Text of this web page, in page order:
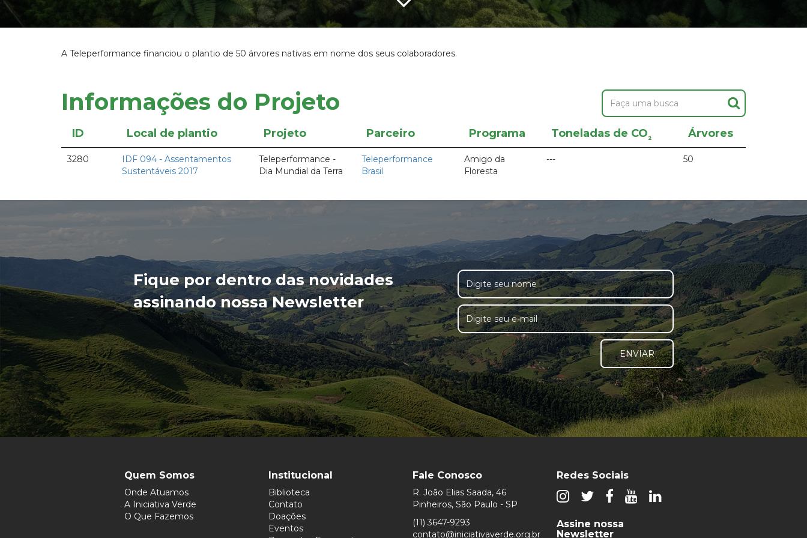
A Teleperformance financiou o plantio de 50 árvores nativas em nome dos seus colaboradores.
Informações do Projeto
ID Local de plantio Projeto Parceiro Programa Toneladas de CO² Árvores
3280
IDF 094 - Assentamentos
Sustentáveis 2017
Teleperformance -
Dia Mundial da Terra
Teleperformance
Brasil
Amigo da
Floresta
--- 50
Fique por dentro das novidades
assinando nossa Newsletter
ENVIAR
Quem Somos
Onde Atuamos
A Iniciativa Verde
O Que Fazemos
Institucional
Biblioteca
Contato
Doações
Eventos
Fale Conosco
R. João Elias Saada, 46
Pinheiros, São Paulo - SP
(11) 3647-9293
contato@iniciativaverde.org.br
Redes Sociais
Assine nossa
Newsletter